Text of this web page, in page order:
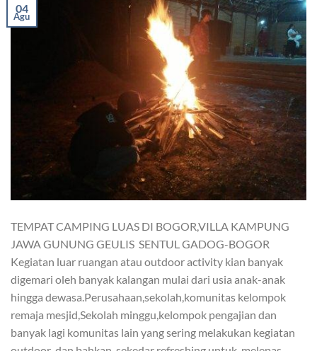
04
Agu
TEMPAT CAMPING LUAS DI BOGOR,VILLA KAMPUNG
JAWA GUNUNG GEULIS SENTUL GADOG-BOGOR
Kegiatan luar ruangan atau outdoor activity kian banyak
digemari oleh banyak kalangan mulai dari usia anak-anak
hingga dewasa.Perusahaan,sekolah,komunitas kelompok
remaja mesjid,Sekolah minggu,kelompok pengajian dan
banyak lagi komunitas lain yang sering melakukan kegiatan